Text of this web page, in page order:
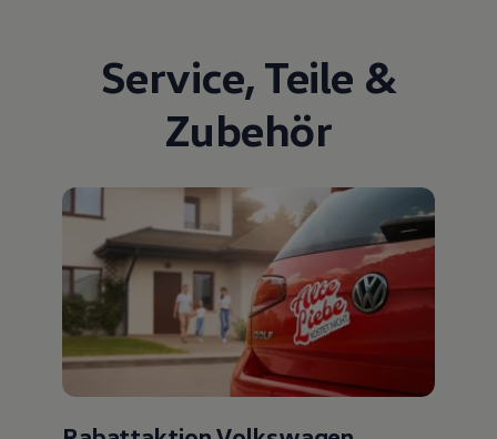
Service, Teile &
Zubehör